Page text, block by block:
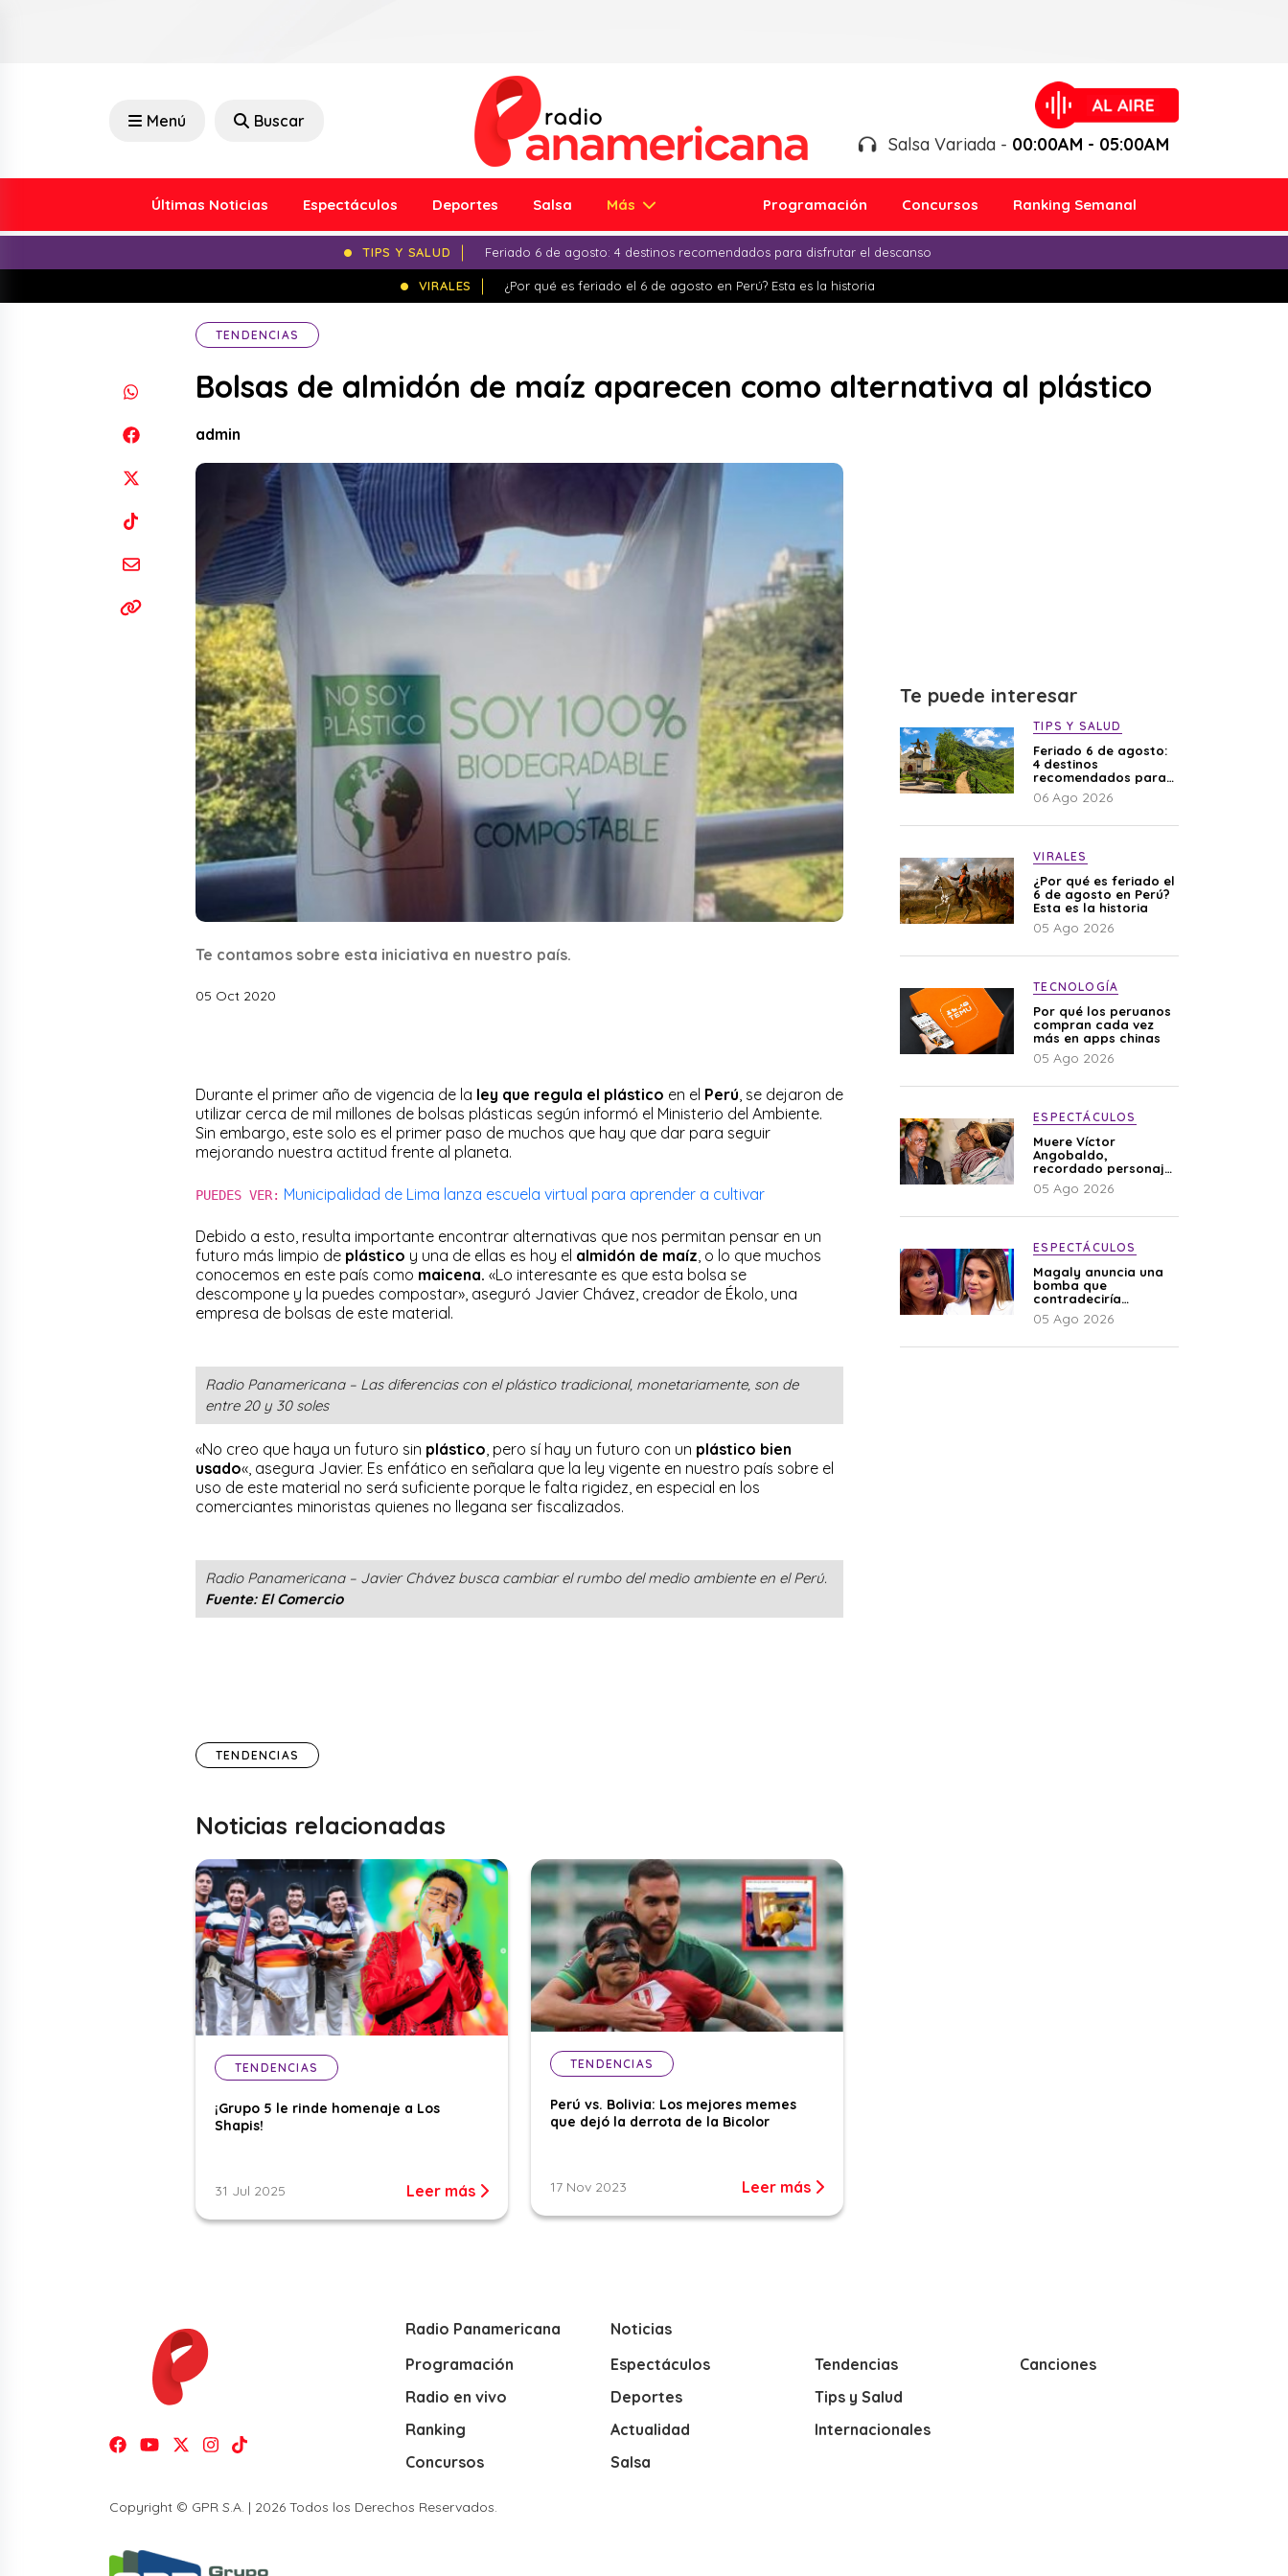
Menú Buscar
Salsa Variada - 00:00AM - 05:00AM
Últimas Noticias Espectáculos Deportes Salsa Más Programación Concursos Ranking Semanal
TIPS Y SALUD Feriado 6 de agosto: 4 destinos recomendados para disfrutar el descanso
VIRALES ¿Por qué es feriado el 6 de agosto en Perú? Esta es la historia
TENDENCIAS
Bolsas de almidón de maíz aparecen como alternativa al plástico
admin
Te contamos sobre esta iniciativa en nuestro país.
05 Oct 2020
Durante el primer año de vigencia de la ley que regula el plástico en el Perú , se dejaron de
utilizar cerca de mil millones de bolsas plásticas según informó el Ministerio del Ambiente.
Sin embargo, este solo es el primer paso de muchos que hay que dar para seguir
mejorando nuestra actitud frente al planeta.
PUEDES VER: Municipalidad de Lima lanza escuela virtual para aprender a cultivar
Debido a esto, resulta importante encontrar alternativas que nos permitan pensar en un
futuro más limpio de plástico y una de ellas es hoy el almidón de maíz , o lo que muchos
conocemos en este país como maicena. «Lo interesante es que esta bolsa se
descompone y la puedes compostar», aseguró Javier Chávez, creador de Ékolo, una
empresa de bolsas de este material.
Radio Panamericana – Las diferencias con el plástico tradicional, monetariamente, son de
entre 20 y 30 soles
«No creo que haya un futuro sin plástico , pero sí hay un futuro con un plástico bien
usado«, asegura Javier. Es enfático en señalara que la ley vigente en nuestro país sobre el
uso de este material no será suficiente porque le falta rigidez, en especial en los
comerciantes minoristas quienes no llegana ser fiscalizados.
Radio Panamericana – Javier Chávez busca cambiar el rumbo del medio ambiente en el Perú.
Fuente: El Comercio
TENDENCIAS
Noticias relacionadas
TENDENCIAS
¡Grupo 5 le rinde homenaje a Los
Shapis!
31 Jul 2025 Leer más
TENDENCIAS
Perú vs. Bolivia: Los mejores memes
que dejó la derrota de la Bicolor
17 Nov 2023 Leer más
Te puede interesar
TIPS Y SALUD
Feriado 6 de agosto:
4 destinos
recomendados para
disfrutar el descanso
06 Ago 2026
VIRALES
¿Por qué es feriado el
6 de agosto en Perú?
Esta es la historia
05 Ago 2026
TECNOLOGÍA
Por qué los peruanos
compran cada vez
más en apps chinas
05 Ago 2026
ESPECTÁCULOS
Muere Víctor
Angobaldo,
recordado personaje
de la farándula y
expareja de Shirley
05 Ago 2026
ESPECTÁCULOS
Magaly anuncia una
bomba que
contradeciría
comunicado de La
Bella Luz: “Hay un
05 Ago 2026
Radio Panamericana
Programación
Radio en vivo
Ranking
Concursos
Noticias
Espectáculos
Deportes
Actualidad
Salsa
Tendencias
Tips y Salud
Internacionales
Canciones
Copyright © GPR S.A. | 2026 Todos los Derechos Reservados.